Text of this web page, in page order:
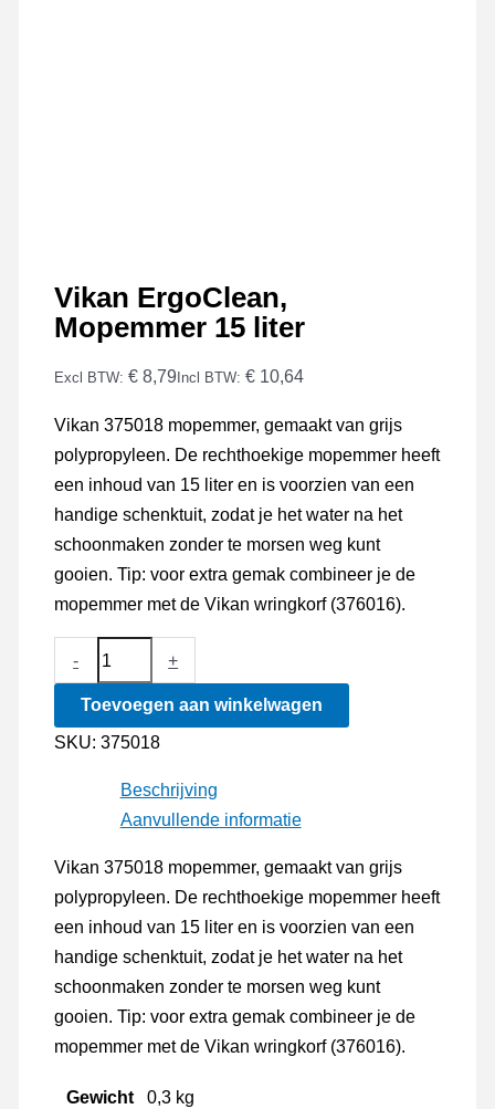
Vikan ErgoClean,
Mopemmer 15 liter
Excl BTW: € 8,79 Incl BTW: € 10,64
Vikan 375018 mopemmer, gemaakt van grijs
polypropyleen. De rechthoekige mopemmer heeft
een inhoud van 15 liter en is voorzien van een
handige schenktuit, zodat je het water na het
schoonmaken zonder te morsen weg kunt
gooien. Tip: voor extra gemak combineer je de
mopemmer met de Vikan wringkorf (376016).
-
ErgoClean,
Mopemmer
15
+
Toevoegen aan winkelwagen
SKU: 375018
Beschrijving
Aanvullende informatie
Vikan 375018 mopemmer, gemaakt van grijs
polypropyleen. De rechthoekige mopemmer heeft
een inhoud van 15 liter en is voorzien van een
handige schenktuit, zodat je het water na het
schoonmaken zonder te morsen weg kunt
gooien. Tip: voor extra gemak combineer je de
mopemmer met de Vikan wringkorf (376016).
Gewicht 0,3 kg